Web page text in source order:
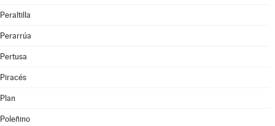
Peraltilla
Perarrúa
Pertusa
Piracés
Plan
Poleñino